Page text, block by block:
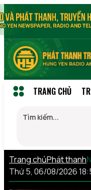
TRANG CHỦ
Trang chủPhát thanh
Thứ 5, 06/08/2026